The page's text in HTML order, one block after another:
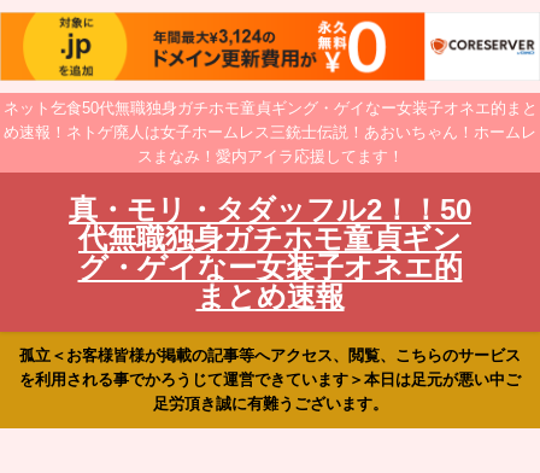
ネット乞食50代無職独身ガチホモ童貞ギング・ゲイなー女装子オネエ的まと
め速報！ネトゲ廃人は女子ホームレス三銃士伝説！あおいちゃん！ホームレ
スまなみ！愛内アイラ応援してます！
真・モリ・タダッフル2！！50
代無職独身ガチホモ童貞ギン
グ・ゲイなー女装子オネエ的
まとめ速報
孤立＜お客様皆様が掲載の記事等へアクセス、閲覧、こちらのサービス
を利用される事でかろうじて運営できています＞本日は足元が悪い中ご
足労頂き誠に有難うございます。